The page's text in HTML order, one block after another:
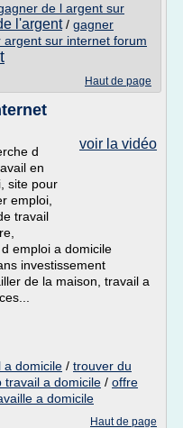
de l argent sur
l'argent/ gagner
argent sur internet forum
Haut de page
voir la vidéo
d
en
site pour
emploi,
travail
emploi a domicile
investissement
de la maison, travail a
a domicile / trouver du
travail a domicile / offre
a domicile
Haut de page